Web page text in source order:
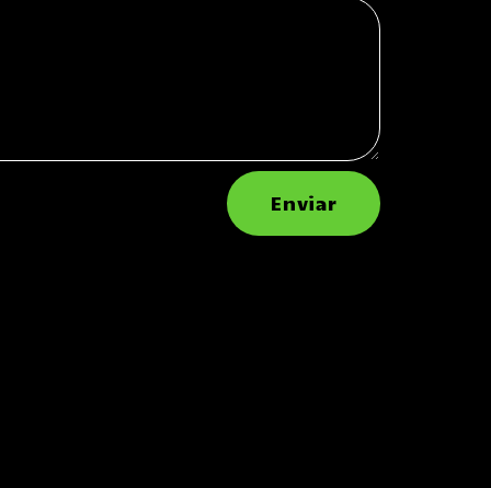
Enviar